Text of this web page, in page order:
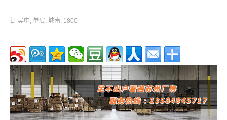
吴中 单层 城南 1800